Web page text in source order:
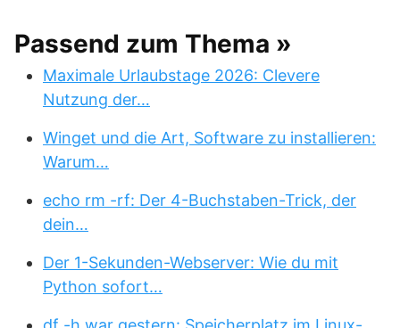
Passend zum Thema »
Maximale Urlaubstage 2026: Clevere
Nutzung der…
Winget und die Art, Software zu installieren:
Warum…
echo rm -rf: Der 4-Buchstaben-Trick, der
dein…
Der 1-Sekunden-Webserver: Wie du mit
Python sofort…